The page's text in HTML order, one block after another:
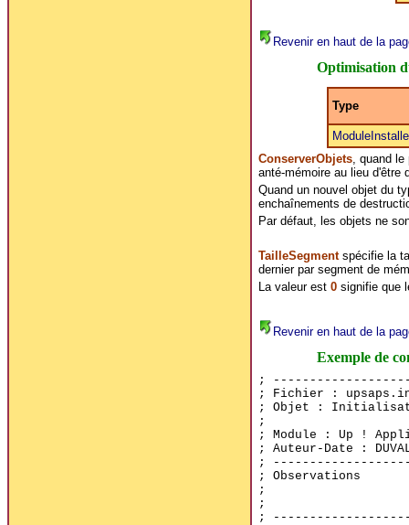
Revenir en haut de la
Optimisation
Type
ModuleInstalle
ConserverObjets, quand le
anté-mémoire au lieu d'être
Quand un nouvel objet du
enchaînements de
Par défaut, les objets ne
TailleSegmentspécifie la
dernier par segment de
La valeur est 0signifie que
Revenir en haut de la
Exemple de
;
; Fichier :
; Objet :
;
; Module : Up !
; Auteur-Date :
;
; Observations
;
;
;